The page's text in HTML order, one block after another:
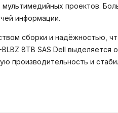
проектов.
информации.
сборки и надёжностью,
8TB SAS Dell
производительность и